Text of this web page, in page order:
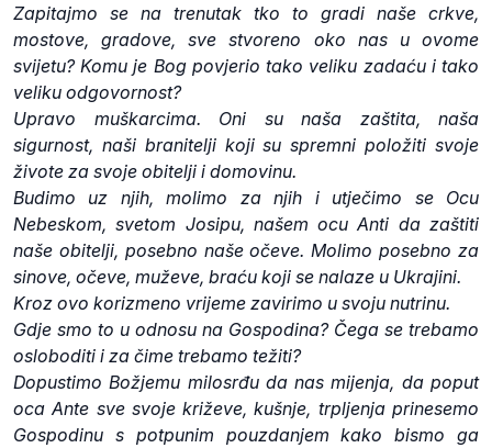
Zapitajmo se na trenutak tko to gradi naše crkve,
mostove, gradove, sve stvoreno oko nas u ovome
svijetu? Komu je Bog povjerio tako veliku zadaću i tako
veliku odgovornost?
Upravo muškarcima. Oni su naša zaštita, naša
sigurnost, naši branitelji koji su spremni položiti svoje
živote za svoje obitelji i domovinu.
Budimo uz njih, molimo za njih i utječimo se Ocu
Nebeskom, svetom Josipu, našem ocu Anti da zaštiti
naše obitelji, posebno naše očeve. Molimo posebno za
sinove, očeve, muževe, braću koji se nalaze u Ukrajini.
Kroz ovo korizmeno vrijeme zavirimo u svoju nutrinu.
Gdje smo to u odnosu na Gospodina? Čega se trebamo
osloboditi i za čime trebamo težiti?
Dopustimo Božjemu milosrđu da nas mijenja, da poput
oca Ante sve svoje križeve, kušnje, trpljenja prinesemo
Gospodinu s potpunim pouzdanjem kako bismo ga